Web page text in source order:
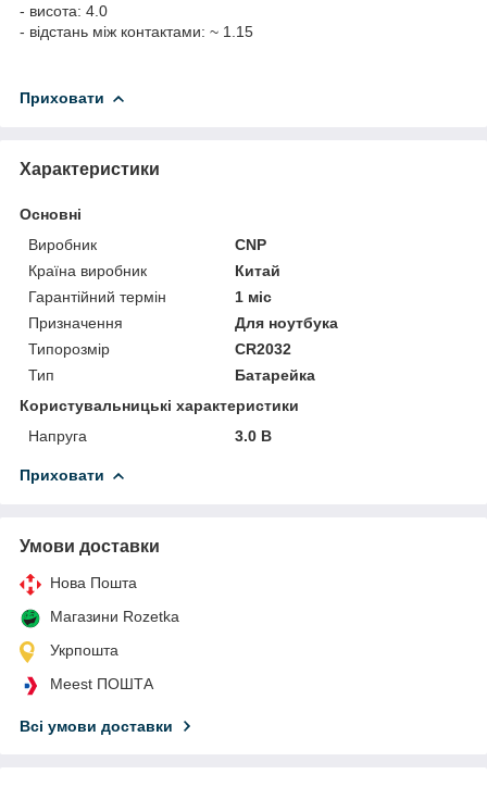
- висота: 4.0
- відстань між контактами: ~ 1.15
Приховати
Характеристики
Основні
Виробник
CNP
Країна виробник
Китай
Гарантійний термін
1 міс
Призначення
Для ноутбука
Типорозмір
CR2032
Тип
Батарейка
Користувальницькі характеристики
Напруга
3.0 В
Приховати
Умови доставки
Нова Пошта
Магазини Rozetka
Укрпошта
Meest ПОШТА
Всі умови доставки